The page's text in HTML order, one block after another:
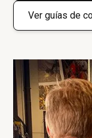
Ver guías de